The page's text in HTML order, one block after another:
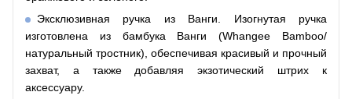
Эксклюзивная ручка из Ванги. Изогнутая ручка
изготовлена из бамбука Ванги (Whangee Bamboo/
натуральный тростник), обеспечивая красивый и прочный
захват, а также добавляя экзотический штрих к
аксессуару.